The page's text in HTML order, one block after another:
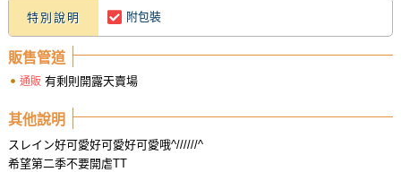
特別說明 附包裝
販售管道
通販有剩則開露天賣場
其他說明
スレイン好可愛好可愛好可愛哦^//////^
希望第二季不要開虐TT